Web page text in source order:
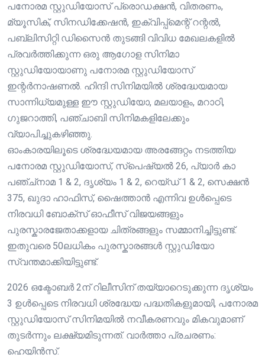
പനോരമ സ്റ്റുഡിയോസ് പ്രൊഡക്ഷൻ, വിതരണം,
മ്യൂസിക്, സിനഡിക്കേഷൻ, ഇക്വിപ്പ്മെന്റ് റന്റൽ,
പബ്ലിസിറ്റി ഡിസൈൻ തുടങ്ങി വിവിധ മേഖലകളിൽ
പ്രവർത്തിക്കുന്ന ഒരു ആഗോള സിനിമാ
സ്റ്റുഡിയോയാണു പനോരമ സ്റ്റുഡിയോസ്
ഇന്റർനാഷണൽ. ഹിന്ദി സിനിമയിൽ ശ്രദ്ധേയമായ
സാന്നിധ്യമുള്ള ഈ സ്റ്റുഡിയോ, മലയാളം, മറാഠി,
ഗുജറാത്തി, പഞ്ചാബി സിനിമകളിലേക്കും
വ്യാപിച്ചുകഴിഞ്ഞു.
ഓംകാരയിലൂടെ ശ്രദ്ധേയമായ അരങ്ങേറ്റം നടത്തിയ
പനോരമ സ്റ്റുഡിയോസ്, സ്പെഷ്യൽ 26, പ്യാർ കാ
പഞ്ച്നാമ 1 & 2, ദൃശ്യം 1 & 2, റെയ്ഡ് 1 & 2, സെക്ഷൻ
375, ഖുദാ ഹാഫിസ്, ഷൈത്താൻ എന്നിവ ഉൾപ്പെടെ
നിരവധി ബോക്സ് ഓഫീസ് വിജയങ്ങളും
പുരസ്കാരജേതാക്കളായ ചിത്രങ്ങളും സമ്മാനിച്ചിട്ടുണ്ട്.
ഇതുവരെ 50ലധികം പുരസ്കാരങ്ങൾ സ്റ്റുഡിയോ
സ്വന്തമാക്കിയിട്ടുണ്ട്.
2026 ഒക്ടോബർ 2ന് റിലീസിന് തയ്യാറെടുക്കുന്ന ദൃശ്യം
3 ഉൾപ്പെടെ നിരവധി ശ്രദ്ധേയ പദ്ധതികളുമായി, പനോരമ
സ്റ്റുഡിയോസ് സിനിമയിൽ നവീകരണവും മികവുമാണ്
തുടർന്നും ലക്ഷ്യമിടുന്നത്. വാർത്താ പ്രചരണം:
ഹെയിൻസ്.